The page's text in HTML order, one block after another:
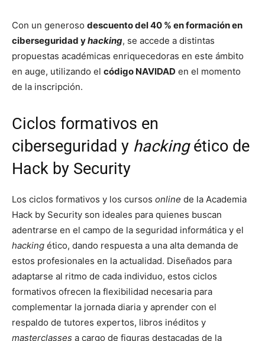
Con un generoso descuento del 40 % en formación en
ciberseguridad yhacking, se accede a distintas
propuestas académicas enriquecedoras en este ámbito
en auge, utilizando el código NAVIDAD en el momento
de la inscripción.
Ciclos formativos en
ciberseguridad y hackingético de
Hack by Security
Los ciclos formativos y los cursos online de la Academia
Hack by Security son ideales para quienes buscan
adentrarse en el campo de la seguridad informática y el
hacking ético, dando respuesta a una alta demanda de
estos profesionales en la actualidad. Diseñados para
adaptarse al ritmo de cada individuo, estos ciclos
formativos ofrecen la flexibilidad necesaria para
complementar la jornada diaria y aprender con el
respaldo de tutores expertos, libros inéditos y
masterclasses a cargo de figuras destacadas de la